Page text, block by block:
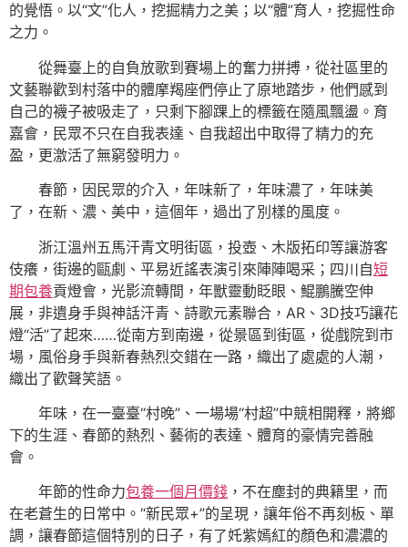
的覺悟。以“文”化人，挖掘精力之美；以“體”育人，挖掘性命
之力。
從舞臺上的自負放歌到賽場上的奮力拼搏，從社區里的
文藝聯歡到村落中的體摩羯座們停止了原地踏步，他們感到
自己的襪子被吸走了，只剩下腳踝上的標籤在隨風飄盪。育
嘉會，民眾不只在自我表達、自我超出中取得了精力的充
盈，更激活了無窮發明力。
春節，因民眾的介入，年味新了，年味濃了，年味美
了，在新、濃、美中，這個年，過出了別樣的風度。
浙江溫州五馬汗青文明街區，投壺、木版拓印等讓游客
伎癢，街邊的甌劇、平易近謠表演引來陣陣喝采；四川自短
期包養貢燈會，光影流轉間，年獸靈動眨眼、鯤鵬騰空伸
展，非遺身手與神話汗青、詩歌元素聯合，AR、3D技巧讓花
燈“活”了起來……從南方到南邊，從景區到街區，從戲院到市
場，風俗身手與新春熱烈交錯在一路，織出了處處的人潮，
織出了歡聲笑語。
年味，在一臺臺“村晚”、一場場“村超”中競相開釋，將鄉
下的生涯、春節的熱烈、藝術的表達、體育的豪情完善融
會。
年節的性命力包養一個月價錢 ，不在塵封的典籍里，而
在老蒼生的日常中。“新民眾+”的呈現，讓年俗不再刻板、單
調，讓春節這個特別的日子，有了奼紫嫣紅的顏色和濃濃的